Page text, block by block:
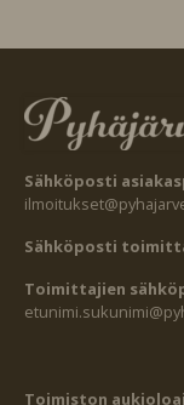
Sähköposti
Sähköposti
Toimittajien
Toimiston